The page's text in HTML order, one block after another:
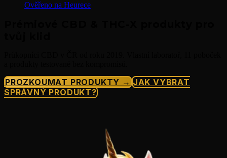
Ověřeno na Heurece
PROZKOUMAT PRODUKTY → JAK VYBRAT
SPRÁVNÝ PRODUKT?